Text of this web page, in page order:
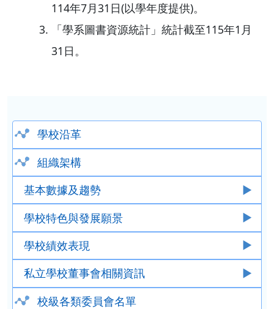
學校沿革
組織架構
基本數據及趨勢
學校特色與發展願景
學校績效表現
私立學校董事會相關資訊
校級各類委員會名單
114年7月31日(以學年度提供)。
「學系圖書資源統計」統計截至115年1月
31日。